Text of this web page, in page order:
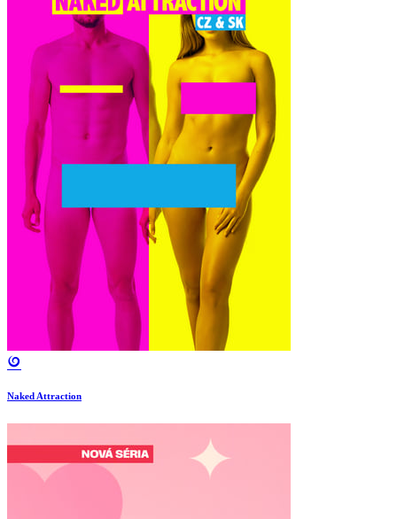
Naked Attraction